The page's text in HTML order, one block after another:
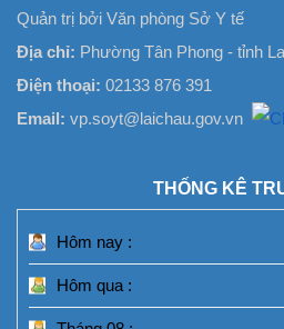
Quản trị bởi Văn phòng Sở Y tế
Địa chỉ: Phường Tân Phong - tỉnh
Điện thoại: 02133 876 391
Email: vp.soyt@laichau.gov.vn
THỐNG KÊ
Hôm nay :
Hôm qua :